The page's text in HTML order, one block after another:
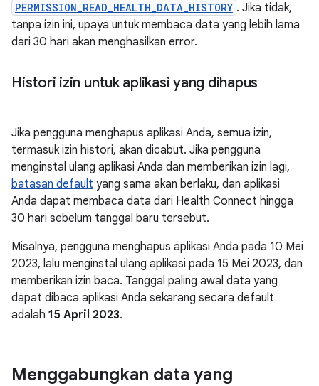
PERMISSION_READ_HEALTH_DATA_HISTORY . Jika tidak,
tanpa izin ini, upaya untuk membaca data yang lebih lama
dari 30 hari akan menghasilkan error.
Histori izin untuk aplikasi yang dihapus
Jika pengguna menghapus aplikasi Anda, semua izin,
termasuk izin histori, akan dicabut. Jika pengguna
menginstal ulang aplikasi Anda dan memberikan izin lagi,
batasan default yang sama akan berlaku, dan aplikasi
Anda dapat membaca data dari Health Connect hingga
30 hari sebelum tanggal baru tersebut.
Misalnya, pengguna menghapus aplikasi Anda pada 10 Mei
2023, lalu menginstal ulang aplikasi pada 15 Mei 2023, dan
memberikan izin baca. Tanggal paling awal data yang
dapat dibaca aplikasi Anda sekarang secara default
adalah 15 April 2023.
Menggabungkan data yang